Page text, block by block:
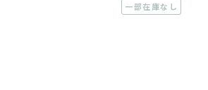
一部在庫なし